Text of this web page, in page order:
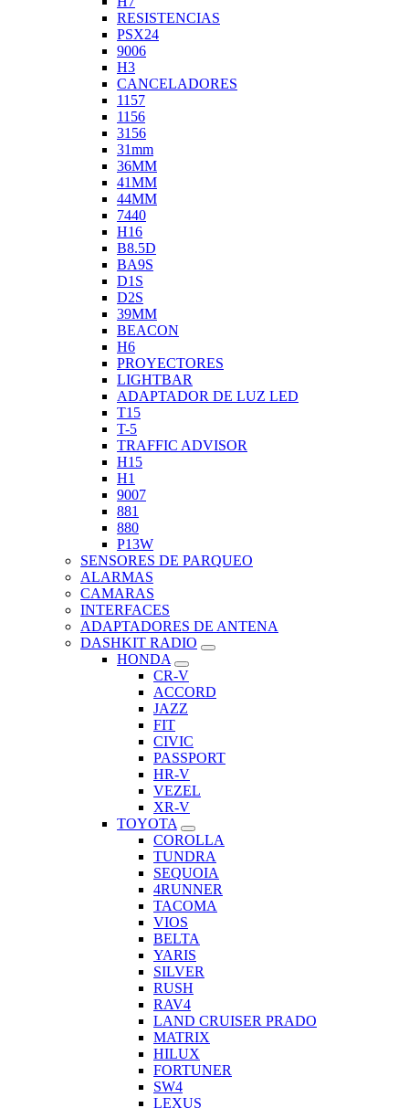
RESISTENCIAS
PSX24
9006
H3
CANCELADORES
1157
1156
3156
31mm
36MM
41MM
44MM
7440
H16
B8.5D
BA9S
D1S
D2S
39MM
BEACON
H6
PROYECTORES
LIGHTBAR
ADAPTADOR DE LUZ LED
T15
T-5
TRAFFIC ADVISOR
H15
H1
9007
881
880
P13W
SENSORES DE PARQUEO
ALARMAS
CAMARAS
INTERFACES
ADAPTADORES DE ANTENA
DASHKIT RADIO
HONDA
CR-V
ACCORD
JAZZ
FIT
CIVIC
PASSPORT
HR-V
VEZEL
XR-V
TOYOTA
COROLLA
TUNDRA
SEQUOIA
4RUNNER
TACOMA
VIOS
BELTA
YARIS
SILVER
RUSH
RAV4
LAND CRUISER PRADO
MATRIX
HILUX
FORTUNER
SW4
LEXUS